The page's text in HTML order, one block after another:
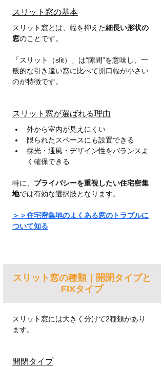
スリット窓の基本
スリット窓とは、幅を抑えた細長い形状の
窓のことです。
「スリット（slit）」は“隙間”を意味し、一
般的な引き違い窓に比べて開口幅が小さい
のが特徴です。
スリット窓が選ばれる理由
外から室内が見えにくい
限られたスペースにも設置できる
採光・通風・デザイン性をバランスよ
く確保できる
特に、 プライバシーを重視したい住宅密集
地では有効な選択肢となります。
＞＞住宅密集地のよくある窓のトラブルに
ついて知る
スリット窓の種類｜開閉タイプと
FIXタイプ
スリット窓には大きく分けて2種類があり
ます。
開閉タイプ